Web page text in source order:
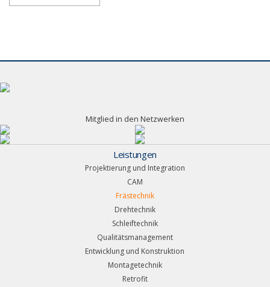
Mitglied in den Netzwerken
Leistungen
Projektierung und Integration
CAM
Frästechnik
Drehtechnik
Schleiftechnik
Qualitätsmanagement
Entwicklung und Konstruktion
Montagetechnik
Retrofit